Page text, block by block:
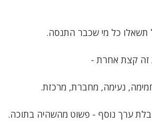
תשאלו כל מי שכבר התנסה.
זה קצת אחרת -
נעימה, מחברת, מרכזת.
ערך נוסף - פשוט מהשהיה בתוכה.